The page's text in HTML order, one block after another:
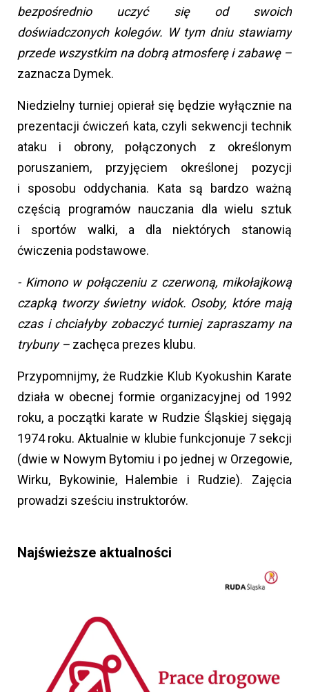
bezpośrednio uczyć się od swoich
doświadczonych kolegów. W tym dniu stawiamy
przede wszystkim na dobrą atmosferę i zabawę –
zaznacza Dymek.
Niedzielny turniej opierał się będzie wyłącznie na
prezentacji ćwiczeń kata, czyli sekwencji technik
ataku i obrony, połączonych z określonym
poruszaniem, przyjęciem określonej pozycji
i sposobu oddychania. Kata są bardzo ważną
częścią programów nauczania dla wielu sztuk
i sportów walki, a dla niektórych stanowią
ćwiczenia podstawowe.
- Kimono w połączeniu z czerwoną, mikołajkową
czapką tworzy świetny widok. Osoby, które mają
czas i chciałyby zobaczyć turniej zapraszamy na
trybuny – zachęca prezes klubu.
Przypomnijmy, że Rudzkie Klub Kyokushin Karate
działa w obecnej formie organizacyjnej od 1992
roku, a początki karate w Rudzie Śląskiej sięgają
1974 roku. Aktualnie w klubie funkcjonuje 7 sekcji
(dwie w Nowym Bytomiu i po jednej w Orzegowie,
Wirku, Bykowinie, Halembie i Rudzie). Zajęcia
prowadzi sześciu instruktorów.
Najświeższe aktualności